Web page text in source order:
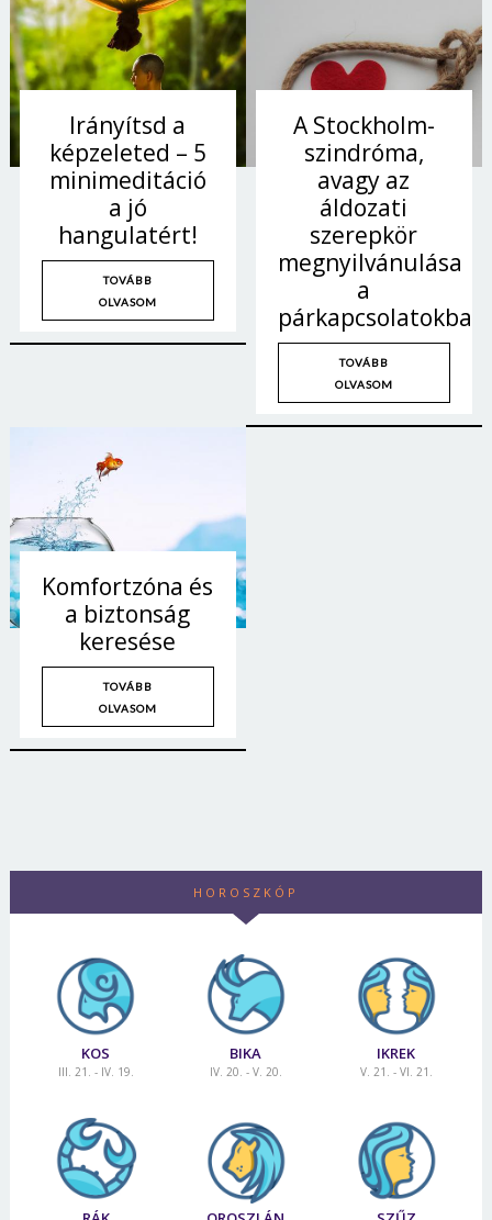
Irányítsd a
képzeleted – 5
minimeditáció
a jó
hangulatért!
TOVÁBB
OLVASOM
A Stockholm-
szindróma,
avagy az
áldozati
szerepkör
megnyilvánulása
a
párkapcsolatokban
TOVÁBB
OLVASOM
Komfortzóna és
a biztonság
keresése
TOVÁBB
OLVASOM
HOROSZKÓP
KOS
III. 21. - IV. 19.
BIKA
IV. 20. - V. 20.
IKREK
V. 21. - VI. 21.
Borsonline bejelentkezés
E-mail cím vagy felhasználónév